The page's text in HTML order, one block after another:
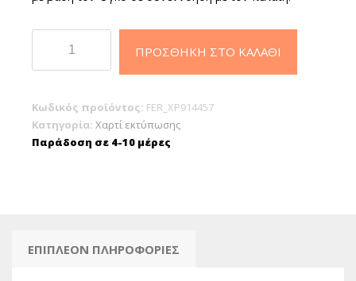
Ρολλό
ποσότητα
ΠΡΟΣΘΉΚΗ ΣΤΟ ΚΑΛΆΘΙ
Κωδικός προϊόντος: FER_XP914457
Κατηγορία: Χαρτί εκτύπωσης
Παράδοση σε 4-10 μέρες
ΕΠΙΠΛΈΟΝ ΠΛΗΡΟΦΟΡΊΕΣ